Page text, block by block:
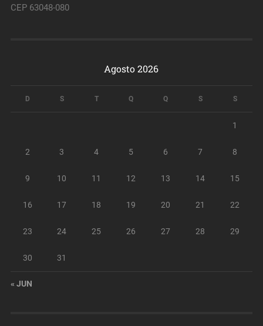
CEP 63048-080
Agosto 2026
D S T Q Q S S
1
2 3 4 5 6 7 8
9 10 11 12 13 14 15
16 17 18 19 20 21 22
23 24 25 26 27 28 29
30 31
« JUN